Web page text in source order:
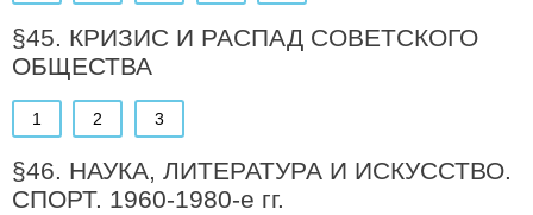
§45. КРИЗИС И РАСПАД СОВЕТСКОГО
ОБЩЕСТВА
1 2 3
§46. НАУКА, ЛИТЕРАТУРА И ИСКУССТВО.
СПОРТ. 1960-1980-е гг.